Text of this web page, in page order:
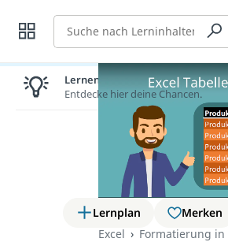
Suche
Lernplan Merken
Excel
Formatierung in
Lernen lohnt sich!
Entdecke hier deine Chancen.